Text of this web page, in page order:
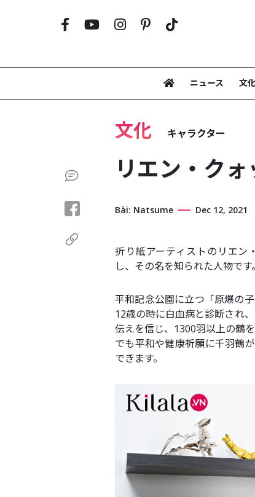
文
ニュース
文化 キャラクター
リエン・ク
Bài: Natsume Dec 12, 2021
折り紙アーティストのリエン
し、その名を知られた人物です。
平和記念公園に立つ「原爆の
12歳の時に白血病と診断され
伝えを信じ、1300羽以上の鶴
でも平和や健康祈願に千羽鶴
できます。